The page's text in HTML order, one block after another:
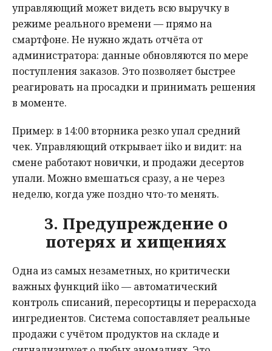
управляющий может видеть всю выручку в
режиме реального времени — прямо на
смартфоне. Не нужно ждать отчёта от
администратора: данные обновляются по мере
поступления заказов. Это позволяет быстрее
реагировать на просадки и принимать решения
в моменте.
Пример: в 14:00 вторника резко упал средний
чек. Управляющий открывает iiko и видит: на
смене работают новички, и продажи десертов
упали. Можно вмешаться сразу, а не через
неделю, когда уже поздно что-то менять.
3. Предупреждение о
потерях и хищениях
Одна из самых незаметных, но критически
важных функций iiko — автоматический
контроль списаний, пересортицы и перерасхода
ингредиентов. Система сопоставляет реальные
продажи с учётом продуктов на складе и